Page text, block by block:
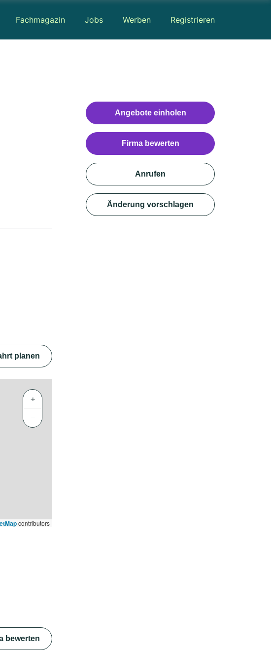
Fachmagazin Jobs Werben Registrieren
planen
+
−
contributors
bewerten
Angebote einholen
Firma bewerten
Anrufen
Änderung vorschlagen